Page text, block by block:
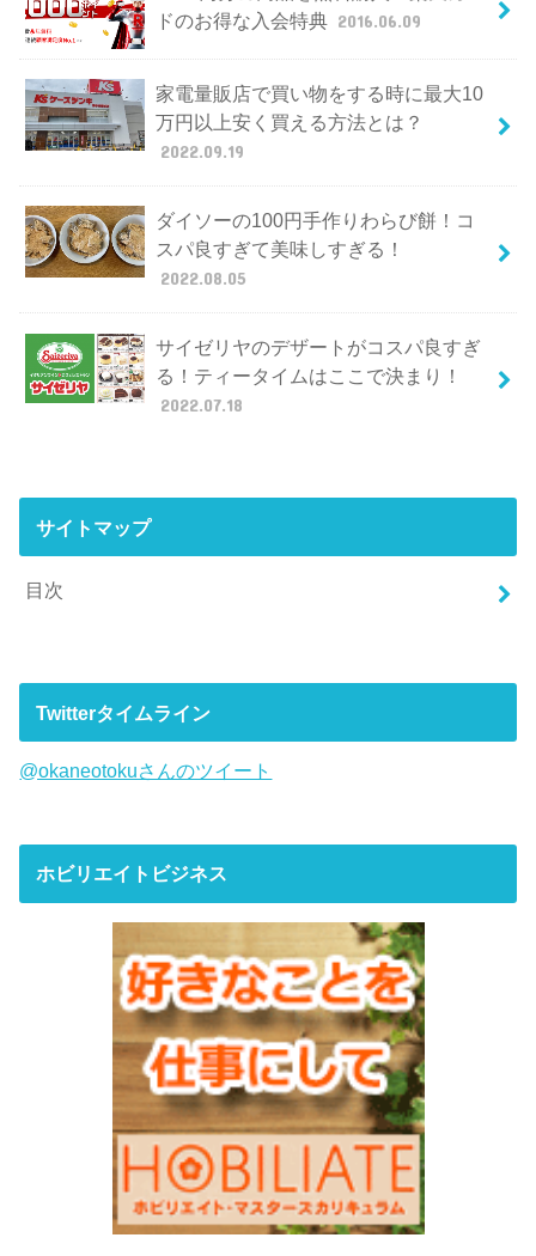
ドのお得な入会特典 2016.06.09
家電量販店で買い物をする時に最大10
万円以上安く買える方法とは？
2022.09.19
ダイソーの100円手作りわらび餅！コ
スパ良すぎて美味しすぎる！
2022.08.05
サイゼリヤのデザートがコスパ良すぎ
る！ティータイムはここで決まり！
2022.07.18
サイトマップ
目次
Twitterタイムライン
@okaneotokuさんのツイート
ホビリエイトビジネス